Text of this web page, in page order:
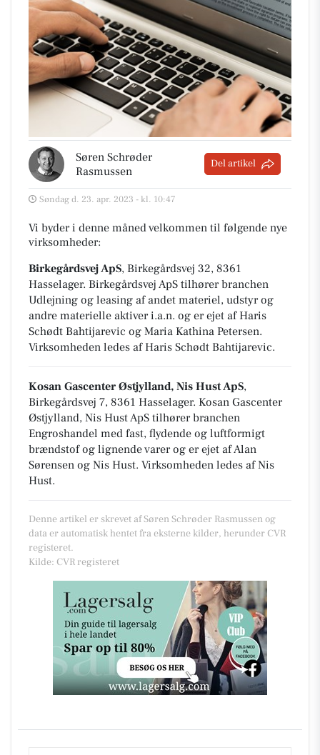
Søren Schrøder
Rasmussen
Del artikel
Søndag d. 23. apr. 2023 - kl. 10:47
Vi byder i denne måned velkommen til følgende nye
virksomheder:
Birkegårdsvej ApS, Birkegårdsvej 32, 8361
Hasselager. Birkegårdsvej ApS tilhører branchen
Udlejning og leasing af andet materiel, udstyr og
andre materielle aktiver i.a.n. og er ejet af Haris
Schødt Bahtijarevic og Maria Kathina Petersen.
Virksomheden ledes af Haris Schødt Bahtijarevic.
Kosan Gascenter Østjylland, Nis Hust ApS,
Birkegårdsvej 7, 8361 Hasselager. Kosan Gascenter
Østjylland, Nis Hust ApS tilhører branchen
Engroshandel med fast, flydende og luftformigt
brændstof og lignende varerog er ejet af Alan
Sørensen og Nis Hust. Virksomheden ledes af Nis
Hust.
Denne artikel er skrevet af Søren Schrøder Rasmussen og
data er automatisk hentet fra eksterne kilder, herunder CVR
registeret.
Kilde: CVR registeret